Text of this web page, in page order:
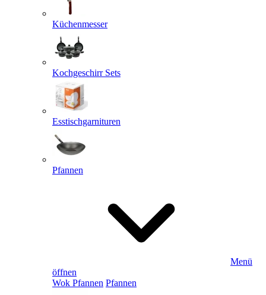
Küchenmesser
Kochgeschirr Sets
Esstischgarnituren
Pfannen
Menü
öffnen
Wok Pfannen Pfannen